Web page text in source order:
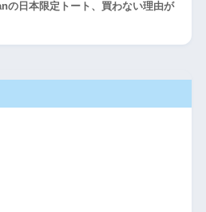
の日本限定トート、買わない理由が